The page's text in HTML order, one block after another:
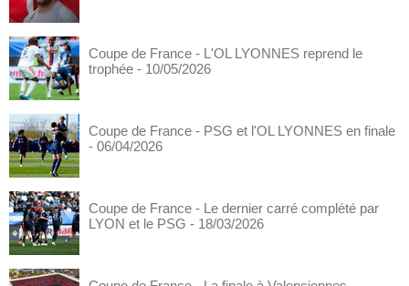
Coupe de France - L'OL LYONNES reprend le
trophée - 10/05/2026
Coupe de France - PSG et l'OL LYONNES en finale
- 06/04/2026
Coupe de France - Le dernier carré complété par
LYON et le PSG - 18/03/2026